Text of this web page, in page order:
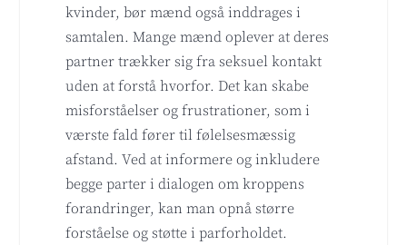
kvinder, bør mænd også inddrages i
samtalen. Mange mænd oplever at deres
partner trækker sig fra seksuel kontakt
uden at forstå hvorfor. Det kan skabe
misforståelser og frustrationer, som i
værste fald fører til følelsesmæssig
afstand. Ved at informere og inkludere
begge parter i dialogen om kroppens
forandringer, kan man opnå større
forståelse og støtte i parforholdet.